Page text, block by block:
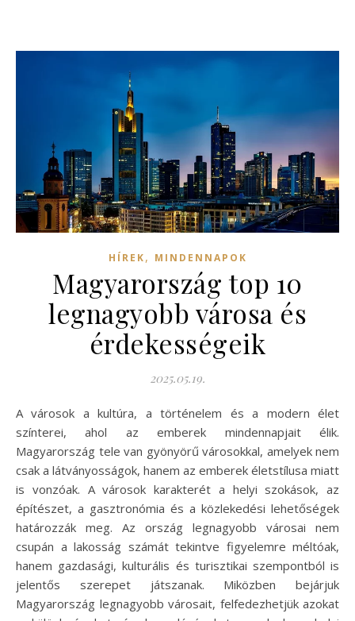
HÍREK, MINDENNAPOK
Magyarország top 10
legnagyobb városa és
érdekességeik
2025.05.19.
A városok a kultúra, a történelem és a modern élet
színterei, ahol az emberek mindennapjait élik.
Magyarország tele van gyönyörű városokkal, amelyek nem
csak a látványosságok, hanem az emberek életstílusa miatt
is vonzóak. A városok karakterét a helyi szokások, az
építészet, a gasztronómia és a közlekedési lehetőségek
határozzák meg. Az ország legnagyobb városai nem
csupán a lakosság számát tekintve figyelemre méltóak,
hanem gazdasági, kulturális és turisztikai szempontból is
jelentős szerepet játszanak. Miközben bejárjuk
Magyarország legnagyobb városait, felfedezhetjük azokat